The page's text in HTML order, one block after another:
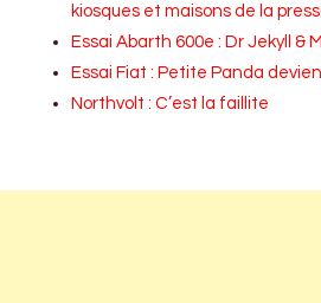
kiosques et maisons de la
Essai Abarth 600e : Dr Jekyll &
Essai Fiat : Petite Panda
Northvolt : C’est la faillite